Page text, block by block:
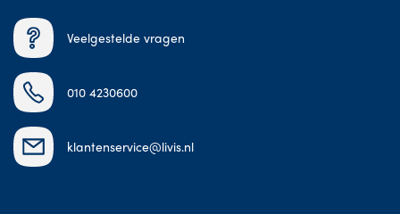
Veelgestelde vragen
010 4230600
klantenservice@livis.nl